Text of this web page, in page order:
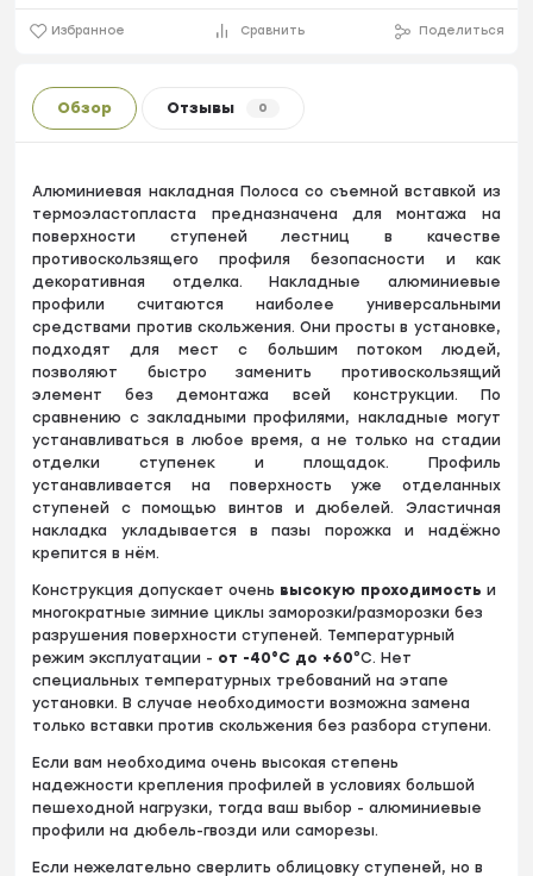
Избранное Сравнить Поделиться
Обзор Отзывы 0
Алюминиевая накладная Полоса со съемной вставкой из
термоэластопласта предназначена для монтажа на
поверхности ступеней лестниц в качестве
противоскользящего профиля безопасности и как
декоративная отделка. Накладные алюминиевые
профили считаются наиболее универсальными
средствами против скольжения. Они просты в установке,
подходят для мест с большим потоком людей,
позволяют быстро заменить противоскользящий
элемент без демонтажа всей конструкции. По
сравнению с закладными профилями, накладные могут
устанавливаться в любое время, а не только на стадии
отделки ступенек и площадок. Профиль
устанавливается на поверхность уже отделанных
ступеней с помощью винтов и дюбелей. Эластичная
накладка укладывается в пазы порожка и надёжно
крепится в нём.
Конструкция допускает очень высокую проходимость и
многократные зимние циклы заморозки/разморозки без
разрушения поверхности ступеней. Температурный
режим эксплуатации - от -40°С до +60°С. Нет
специальных температурных требований на этапе
установки. В случае необходимости возможна замена
только вставки против скольжения без разбора ступени.
Если вам необходима очень высокая степень
надежности крепления профилей в условиях большой
пешеходной нагрузки, тогда ваш выбор - алюминиевые
профили на дюбель-гвозди или саморезы.
Если нежелательно сверлить облицовку ступеней, но в